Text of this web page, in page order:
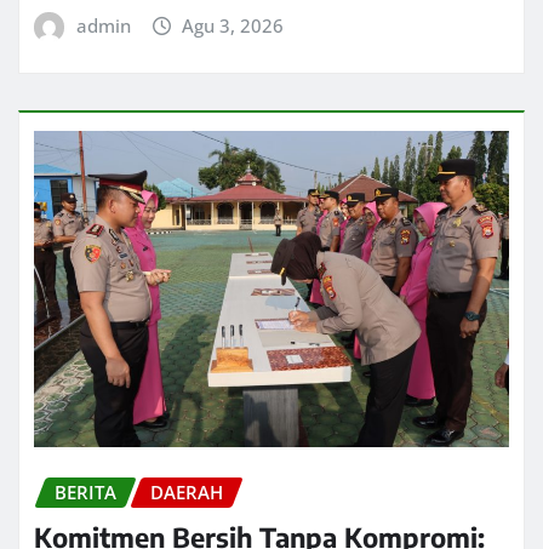
admin Agu 3, 2026
BERITA DAERAH
Komitmen Bersih Tanpa Kompromi: